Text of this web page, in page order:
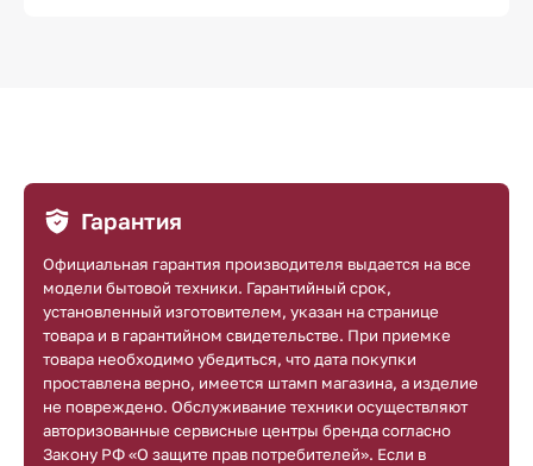
Гарантия
Официальная гарантия производителя выдается на все
модели бытовой техники. Гарантийный срок,
установленный изготовителем, указан на странице
товара и в гарантийном свидетельстве. При приемке
товара необходимо убедиться, что дата покупки
проставлена верно, имеется штамп магазина, а изделие
не повреждено. Обслуживание техники осуществляют
авторизованные сервисные центры бренда согласно
Закону РФ «О защите прав потребителей». Если в